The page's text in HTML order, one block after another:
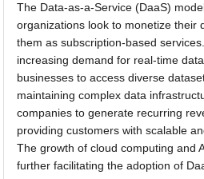
The Data-as-a-Service (DaaS)
organizations look to monetize their
them as subscription-based
increasing demand for real-time
businesses to access diverse
maintaining complex data
companies to generate recurring
providing customers with scalable
The growth of cloud computing and
further facilitating the adoption of